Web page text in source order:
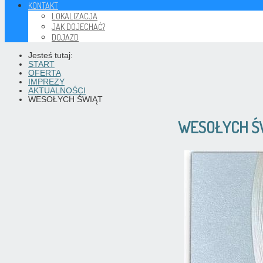
KONTAKT
LOKALIZACJA
JAK DOJECHAĆ?
DOJAZD
Jesteś tutaj:
START
OFERTA
IMPREZY
AKTUALNOŚCI
WESOŁYCH ŚWIĄT
WESOŁYCH